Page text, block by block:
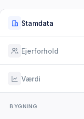
Stamdata
Ejerforhold
Værdi
BYGNING